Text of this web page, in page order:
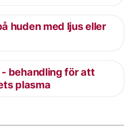
huden med ljus eller
- behandling för att
plasma